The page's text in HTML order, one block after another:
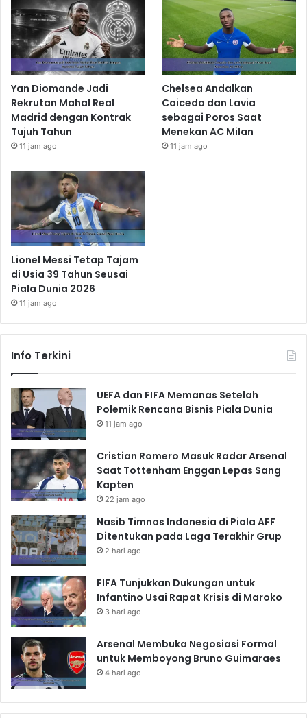
Yan Diomande Jadi
Rekrutan Mahal Real
Madrid dengan Kontrak
Tujuh Tahun
11 jam ago
Chelsea Andalkan
Caicedo dan Lavia
sebagai Poros Saat
Menekan AC Milan
11 jam ago
Lionel Messi Tetap Tajam
di Usia 39 Tahun Seusai
Piala Dunia 2026
11 jam ago
Info Terkini
UEFA dan FIFA Memanas Setelah
Polemik Rencana Bisnis Piala Dunia
11 jam ago
Cristian Romero Masuk Radar Arsenal
Saat Tottenham Enggan Lepas Sang
Kapten
22 jam ago
Nasib Timnas Indonesia di Piala AFF
Ditentukan pada Laga Terakhir Grup
2 hari ago
FIFA Tunjukkan Dukungan untuk
Infantino Usai Rapat Krisis di Maroko
3 hari ago
Arsenal Membuka Negosiasi Formal
untuk Memboyong Bruno Guimaraes
4 hari ago